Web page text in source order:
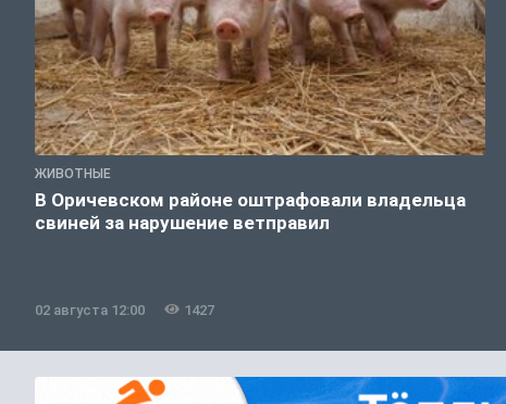
ЖИВОТНЫЕ
В Оричевском районе оштрафовали владельца
свиней за нарушение ветправил
02 августа 12:00 1427